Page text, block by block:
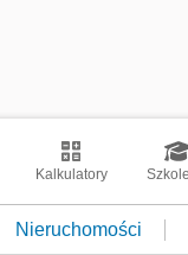
Kalkulatory
Nieruchomości